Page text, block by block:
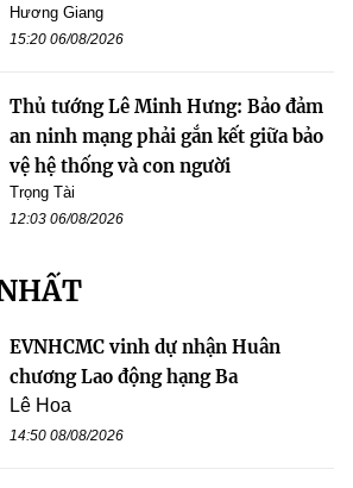
Hương Giang
15:20 06/08/2026
Thủ tướng Lê Minh Hưng: Bảo đảm
an ninh mạng phải gắn kết giữa bảo
vệ hệ thống và con người
Trọng Tài
12:03 06/08/2026
EVNHCMC vinh dự nhận Huân
chương Lao động hạng Ba
Lê Hoa
14:50 08/08/2026